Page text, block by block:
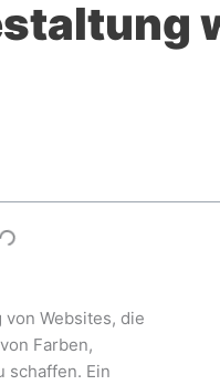
Websites, die
Farben,
schaffen. Ein